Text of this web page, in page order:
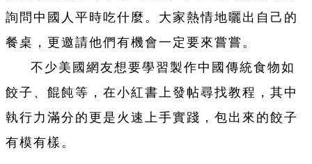
詢問中國人平時吃什麼。大家熱情地曬出自己的
餐桌，更邀請他們有機會一定要來嘗嘗。
不少美國網友想要學習製作中國傳統食物如
餃子、餛飩等，在小紅書上發帖尋找教程，其中
執行力滿分的更是火速上手實踐，包出來的餃子
有模有樣。